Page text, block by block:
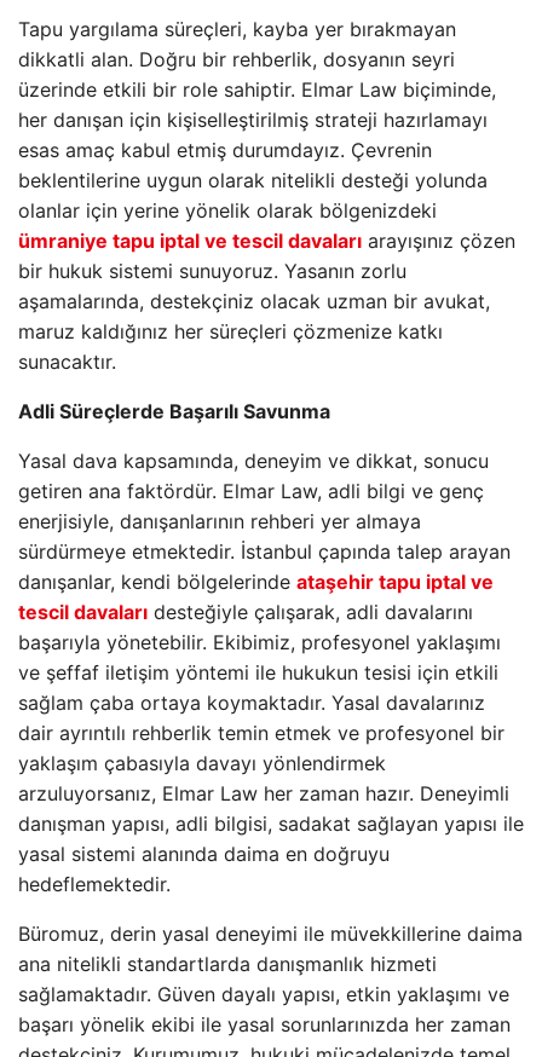
Tapu yargılama süreçleri, kayba yer bırakmayan
dikkatli alan. Doğru bir rehberlik, dosyanın seyri
üzerinde etkili bir role sahiptir. Elmar Law biçiminde,
her danışan için kişiselleştirilmiş strateji hazırlamayı
esas amaç kabul etmiş durumdayız. Çevrenin
beklentilerine uygun olarak nitelikli desteği yolunda
olanlar için yerine yönelik olarak bölgenizdeki
ümraniye tapu iptal ve tescil davaları arayışınız çözen
bir hukuk sistemi sunuyoruz. Yasanın zorlu
aşamalarında, destekçiniz olacak uzman bir avukat,
maruz kaldığınız her süreçleri çözmenize katkı
sunacaktır.
Adli Süreçlerde Başarılı Savunma
Yasal dava kapsamında, deneyim ve dikkat, sonucu
getiren ana faktördür. Elmar Law, adli bilgi ve genç
enerjisiyle, danışanlarının rehberi yer almaya
sürdürmeye etmektedir. İstanbul çapında talep arayan
danışanlar, kendi bölgelerinde ataşehir tapu iptal ve
tescil davaları desteğiyle çalışarak, adli davalarını
başarıyla yönetebilir. Ekibimiz, profesyonel yaklaşımı
ve şeffaf iletişim yöntemi ile hukukun tesisi için etkili
sağlam çaba ortaya koymaktadır. Yasal davalarınız
dair ayrıntılı rehberlik temin etmek ve profesyonel bir
yaklaşım çabasıyla davayı yönlendirmek
arzuluyorsanız, Elmar Law her zaman hazır. Deneyimli
danışman yapısı, adli bilgisi, sadakat sağlayan yapısı ile
yasal sistemi alanında daima en doğruyu
hedeflemektedir.
Büromuz, derin yasal deneyimi ile müvekkillerine daima
ana nitelikli standartlarda danışmanlık hizmeti
sağlamaktadır. Güven dayalı yapısı, etkin yaklaşımı ve
başarı yönelik ekibi ile yasal sorunlarınızda her zaman